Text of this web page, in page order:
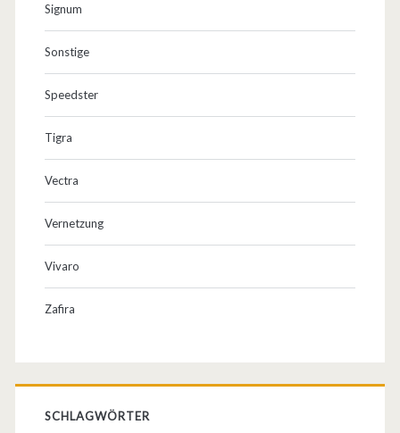
Signum
Sonstige
Speedster
Tigra
Vectra
Vernetzung
Vivaro
Zafira
SCHLAGWÖRTER